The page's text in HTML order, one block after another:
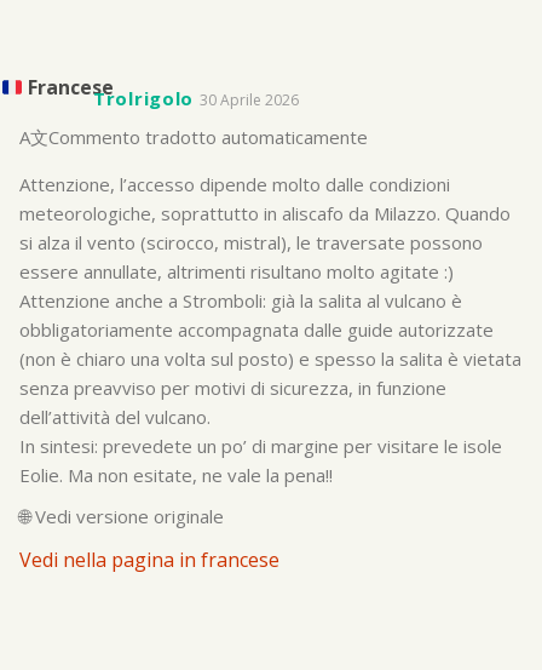
FranceseTrolrigolo 30 Aprile 2026
A文Commento tradotto automaticamente
Attenzione, l’accesso dipende molto dalle condizioni
meteorologiche, soprattutto in aliscafo da Milazzo. Quando
si alza il vento (scirocco, mistral), le traversate possono
essere annullate, altrimenti risultano molto agitate :)
Attenzione anche a Stromboli: già la salita al vulcano è
obbligatoriamente accompagnata dalle guide autorizzate
(non è chiaro una volta sul posto) e spesso la salita è vietata
senza preavviso per motivi di sicurezza, in funzione
dell’attività del vulcano.
In sintesi: prevedete un po’ di margine per visitare le isole
Eolie. Ma non esitate, ne vale la pena!!
🌐Vedi versione originale
Vedi nella pagina in francese